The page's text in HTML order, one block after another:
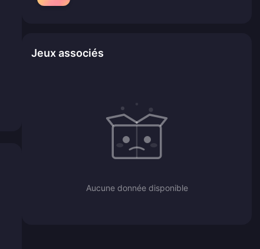
Jeux associés
Aucune donnée disponible